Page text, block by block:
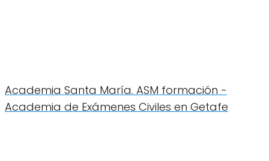
Academia Santa María. ASM formación -
Academia de Exámenes Civiles en Getafe